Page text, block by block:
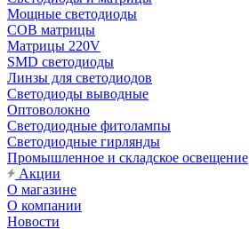
Мощные светодиоды
COB матрицы
Матрицы 220V
SMD светодиоды
Линзы для светодиодов
Светодиоды выводные
Оптоволокно
Светодиодные фитолампы
Светодиодные гирлянды
Промышленное и складское освещение
Акции
О магазине
О компании
Новости